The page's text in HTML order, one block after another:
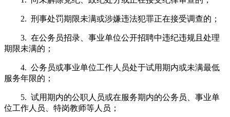
2. 刑事处罚期限未满或涉嫌违法犯罪正在接受调查的；
3. 在公务员招录、事业单位公开招聘中违纪违规且处理
期限未满的；
4. 公务员或事业单位工作人员处于试用期内或未满最低
服务年限的；
5. 试用期内的公职人员或在服务期内的公务员、事业单
位工作人员、特岗教师等人员；